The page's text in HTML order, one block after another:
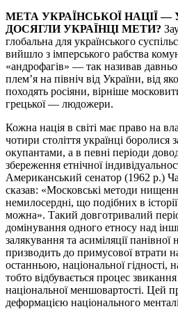
МЕТА УКРАЇНСЬКОЇ НАЦІЇ —
ДОСЯГЛИ УКРАЇНЦІ МЕТИ?
глобальна для українського
вийшло з імперського рабства
«андрофагів» — так називав
плем’я на північ від України, від
походять росіяни, вірніше
грецької — людожери.
Кожна нація в світі має право на
чотири століття українці боролися
окупантами, а в певні періоди
збереження етнічної
Американський сенатор (1962 р.)
сказав: «Московські методи
немилосердні, що подібних в
можна». Такий довготривалий
домінування одного етносу над
залякування та асиміляції
призводить до примусової втрати
останньою, національної гідності,
тобто відбувається процес
національної меншовартості. Цей
деформацією національного